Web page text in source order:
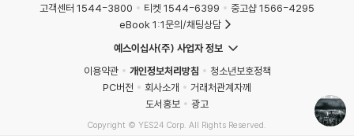
고객센터 1544-3800 티켓 1544-6399
중고샵 1566-4295
eBook 1:1문의/채팅상담
예스이십사(주) 사업자 정보
이용약관
개인정보처리방침
청소년보호정책
PC버전
회사소개
거래처관계자께
도서홍보
광고
Copyright © YES24 Corp. All Rights Reserved.